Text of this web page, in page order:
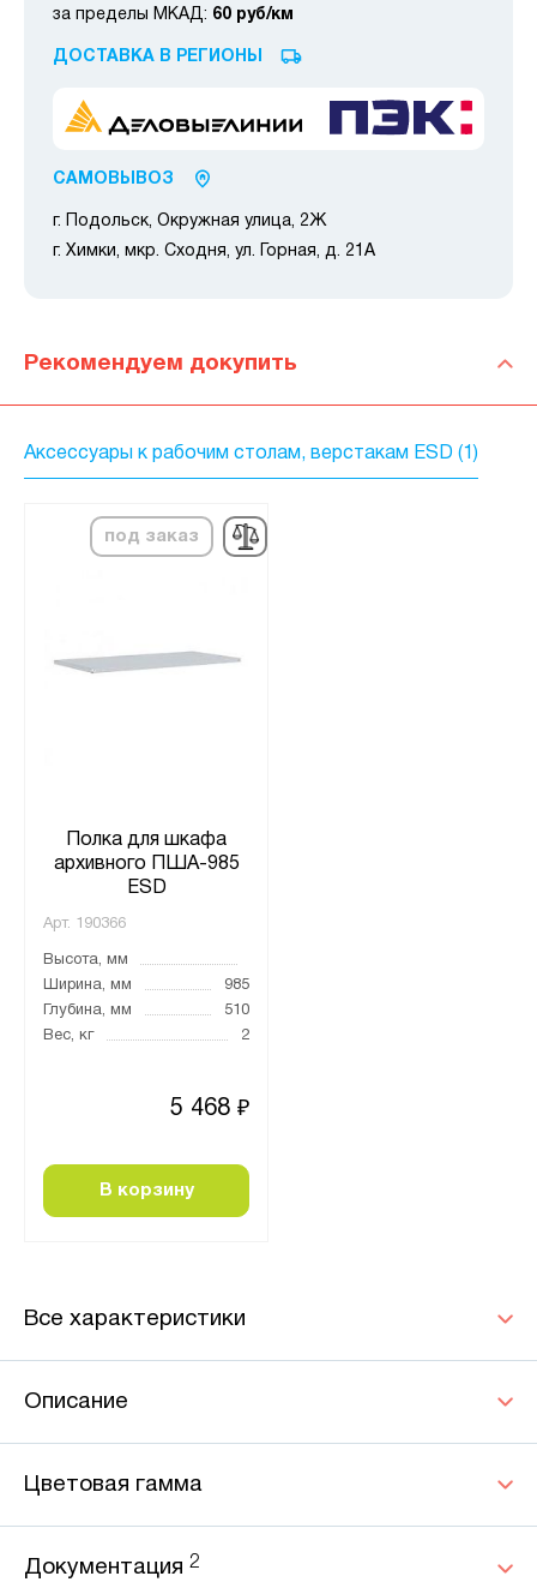
за пределы МКАД: 60 руб/км
ДОСТАВКА В РЕГИОНЫ
САМОВЫВОЗ
г. Подольск, Окружная улица, 2Ж
г. Химки, мкр. Сходня, ул. Горная, д. 21А
Рекомендуем докупить
Аксессуары к рабочим столам, верстакам ESD (1)
под заказ
Полка для шкафа
архивного ПША-985
ESD
Арт. 190366
Высота, мм
Ширина, мм
985
Глубина, мм
510
Вес, кг
2
5 468 ₽
В корзину
Все характеристики
Описание
Цветовая гамма
Документация 2